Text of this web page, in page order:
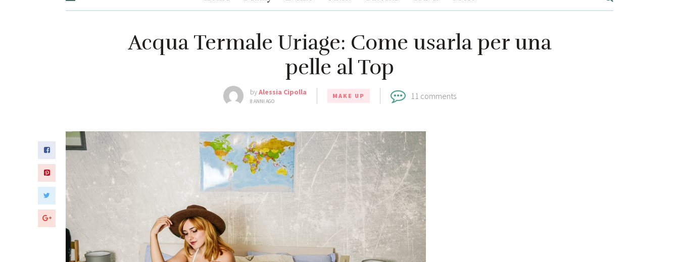
Acqua Termale Uriage: Come usarla per una
pelle al Top
byAlessia Cipolla
8 ANNI AGO
MAKE UP 11 comments